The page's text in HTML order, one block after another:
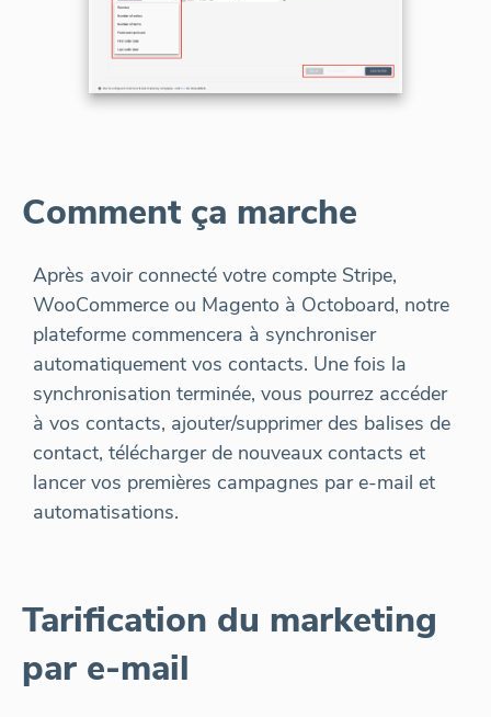
Comment ça marche
Après avoir connecté votre compte Stripe,
WooCommerce ou Magento à Octoboard, notre
plateforme commencera à synchroniser
automatiquement vos contacts. Une fois la
synchronisation terminée, vous pourrez accéder
à vos contacts, ajouter/supprimer des balises de
contact, télécharger de nouveaux contacts et
lancer vos premières campagnes par e-mail et
automatisations.
Tarification du marketing
par e-mail